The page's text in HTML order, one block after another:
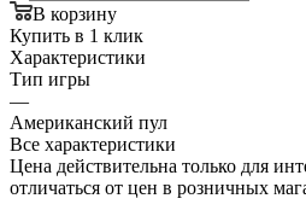
В корзину
Купить в 1 клик
Характеристики
Тип игры
—
Американский пул
Все характеристики
Цена действительна только для
отличаться от цен в розничных